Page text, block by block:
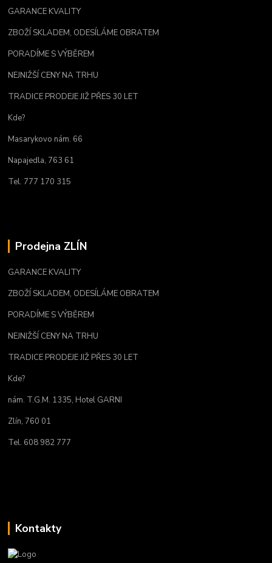
GARANCE KVALITY
ZBOŽÍ SKLADEM, ODESÍLÁME OBRATEM
PORADÍME S VÝBĚREM
NEJNIŽŠÍ CENY NA TRHU
TRADICE PRODEJE JIŽ PŘES 30 LET
Kde?
Masarykovo nám. 66
Napajedla, 763 61
Tel. 777 170 315
Prodejna ZLÍN
GARANCE KVALITY
ZBOŽÍ SKLADEM, ODESÍLÁME OBRATEM
PORADÍME S VÝBĚREM
NEJNIŽŠÍ CENY NA TRHU
TRADICE PRODEJE JIŽ PŘES 30 LET
Kde?
nám. T.G.M. 1335, Hotel GARNI
Zlín, 760 01
Tel. 608 982 777
Kontakty